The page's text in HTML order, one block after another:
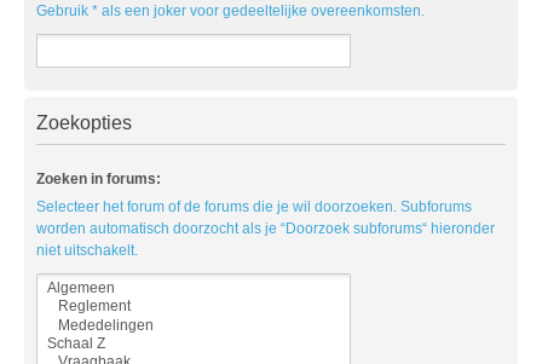
Gebruik * als een joker voor gedeeltelijke overeenkomsten.
Zoekopties
Zoeken in forums:
Selecteer het forum of de forums die je wil doorzoeken. Subforums
worden automatisch doorzocht als je “Doorzoek subforums“ hieronder
niet uitschakelt.